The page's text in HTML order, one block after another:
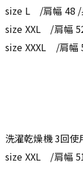
size L /肩幅 48 /
size XXL /肩幅
size XXXL /肩幅
洗濯乾燥機 3回使
size XXL /肩幅